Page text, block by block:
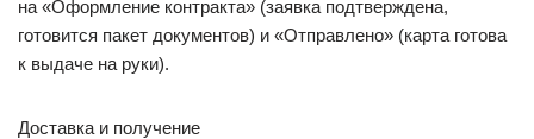
на «Оформление контракта» (заявка подтверждена,
готовится пакет документов) и «Отправлено» (карта готова
к выдаче на руки).
Доставка и получение